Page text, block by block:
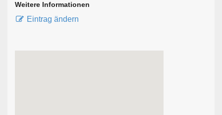
Weitere Informationen
Eintrag ändern